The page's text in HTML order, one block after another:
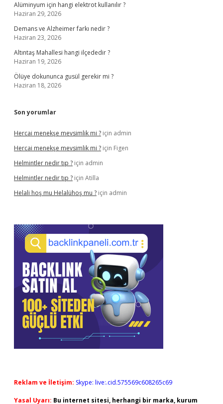
Alüminyum için hangi elektrot kullanılır ?
Haziran 29, 2026
Demans ve Alzheimer farkı nedir ?
Haziran 23, 2026
Altıntaş Mahallesi hangi ilçededir ?
Haziran 19, 2026
Ölüye dokununca gusül gerekir mi ?
Haziran 18, 2026
Son yorumlar
Hercai menekşe mevsimlik mi ? için admin
Hercai menekşe mevsimlik mi ? için Figen
Helmintler nedir tıp ? için admin
Helmintler nedir tıp ? için Atilla
Helali hoş mu Helalühoş mu ? için admin
Reklam ve İletişim: Skype: live:.cid.575569c608265c69
Yasal Uyarı: Bu internet sitesi, herhangi bir marka, kurum